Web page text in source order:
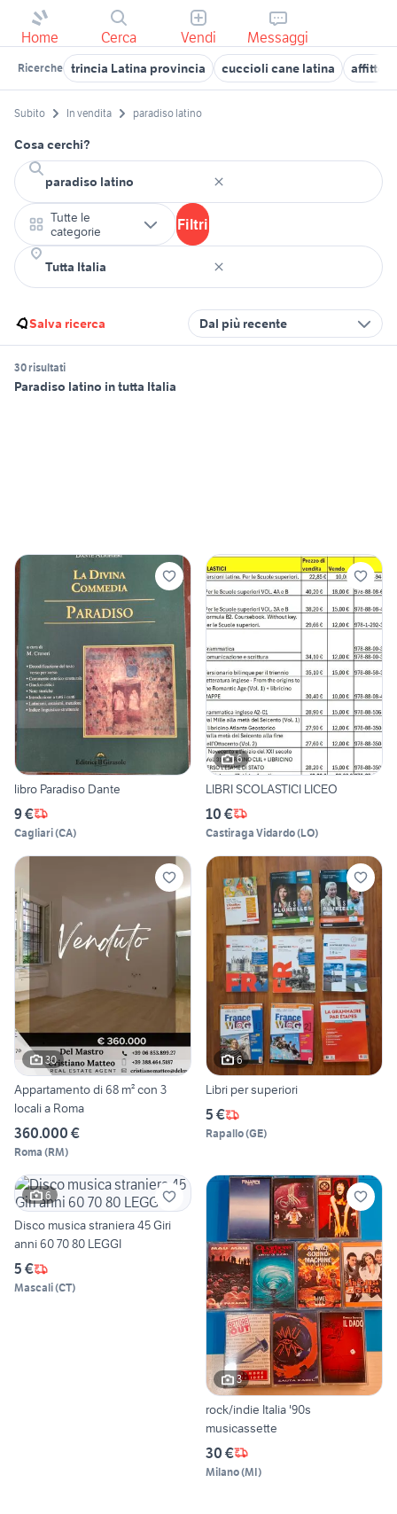
Home Cerca Vendi Messaggi
Ricerche trincia Latina provincia cuccioli cane latina affitto
Subito In vendita paradiso latino
Cosa cerchi?
Tutte le
categorie
Filtri
Salva ricerca Dal più recente
30 risultati
Paradiso latino in tutta Italia
libro Paradiso Dante
9 €
Cagliari(CA)
6
LIBRI SCOLASTICI LICEO
10 €
Castiraga Vidardo(LO)
30
Appartamento di 68 m² con 3
locali a Roma
360.000 €
Roma (RM)
6
Libri per superiori
5 €
Rapallo(GE)
6
Disco musica straniera 45 Giri
anni 60 70 80 LEGGI
5 €
Mascali(CT)
3
rock/indie Italia '90s
musicassette
30 €
Milano(MI)